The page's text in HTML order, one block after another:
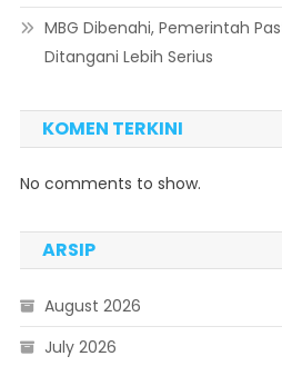
MBG Dibenahi, Pemerintah
Ditangani Lebih Serius
KOMEN TERKINI
No comments to show.
ARSIP
August 2026
July 2026